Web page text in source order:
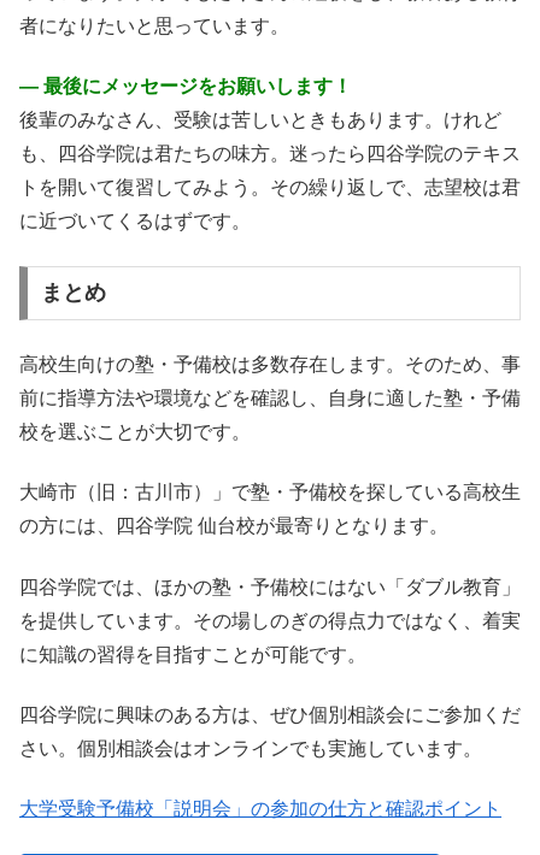
者になりたいと思っています。
― 最後にメッセージをお願いします！
後輩のみなさん、受験は苦しいときもあります。けれど
も、四谷学院は君たちの味方。迷ったら四谷学院のテキス
トを開いて復習してみよう。その繰り返しで、志望校は君
に近づいてくるはずです。
まとめ
高校生向けの塾・予備校は多数存在します。そのため、事
前に指導方法や環境などを確認し、自身に適した塾・予備
校を選ぶことが大切です。
大崎市（旧：古川市）」で塾・予備校を探している高校生
の方には、四谷学院 仙台校が最寄りとなります。
四谷学院では、ほかの塾・予備校にはない「ダブル教育」
を提供しています。その場しのぎの得点力ではなく、着実
に知識の習得を目指すことが可能です。
四谷学院に興味のある方は、ぜひ個別相談会にご参加くだ
さい。個別相談会はオンラインでも実施しています。
大学受験予備校「説明会」の参加の仕方と確認ポイント